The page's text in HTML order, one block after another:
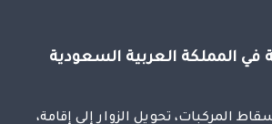
المملكة العربية السعودية
المركبات، تحويل الزوار إلى إقامة،